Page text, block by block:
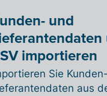
und
importieren
Sie
aus